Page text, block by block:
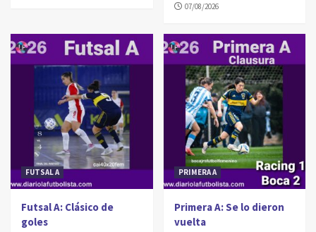
07/08/2026
FUTSAL A
Futsal A: Clásico de
goles
PRIMERA A
Primera A: Se lo dieron
vuelta